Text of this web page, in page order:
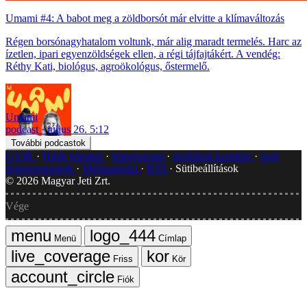
Umami #4: A babot meg a zöldborsót már elvitte a klímaváltozás
Régen borsónagyhatalom voltunk, már alig maradt termelés. Harc az
ízetlen, ipari egyenzöldségek ellen, a régi tájfajtákért. A vendég:
Réthy Kati, biológus, agroökológus, őstermelő.
Umami
podcast
július 26. 5:12
További podcastok
GYIK Hibát jelentek Impresszum Javítások kezelése
Jogi
dokumentumok
Médiaajánlat RSS
Sütibeállítások
© 2026 Magyar Jeti Zrt.
Vége
Menü
Címlap
Friss
Kör
Fiók